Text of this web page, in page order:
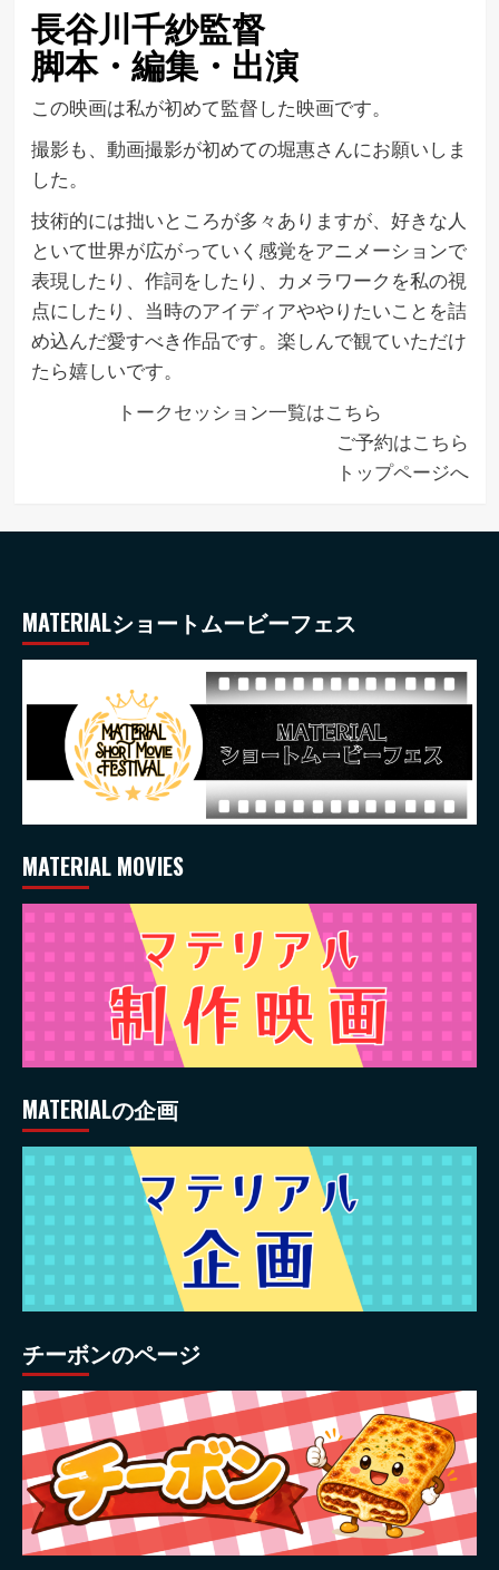
長谷川千紗監督
脚本・編集・出演
この映画は私が初めて監督した映画です。
撮影も、動画撮影が初めての堀惠さんにお願いしま
した。
技術的には拙いところが多々ありますが、好きな人
といて世界が広がっていく感覚をアニメーションで
表現したり、作詞をしたり、カメラワークを私の視
点にしたり、当時のアイディアややりたいことを詰
め込んだ愛すべき作品です。楽しんで観ていただけ
たら嬉しいです。
トークセッション一覧はこちら
ご予約はこちら
トップページへ
MATERIALショートムービーフェス
MATERIAL MOVIES
MATERIALの企画
チーボンのページ